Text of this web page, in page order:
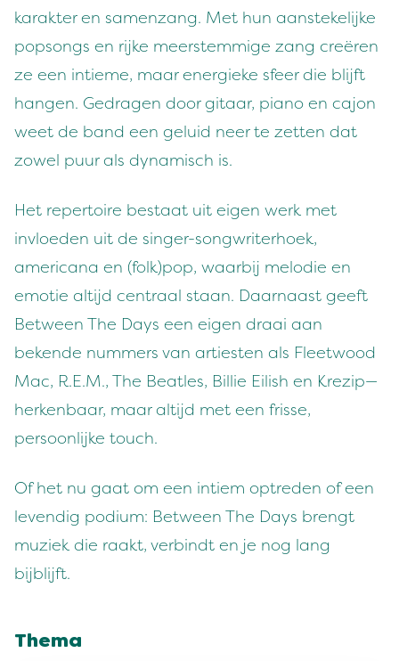
karakter en samenzang. Met hun aanstekelijke
popsongs en rijke meerstemmige zang creëren
ze een intieme, maar energieke sfeer die blijft
hangen. Gedragen door gitaar, piano en cajon
weet de band een geluid neer te zetten dat
zowel puur als dynamisch is.
Het repertoire bestaat uit eigen werk met
invloeden uit de singer-songwriterhoek,
americana en (folk)pop, waarbij melodie en
emotie altijd centraal staan. Daarnaast geeft
Between The Days een eigen draai aan
bekende nummers van artiesten als Fleetwood
Mac, R.E.M., The Beatles, Billie Eilish en Krezip—
herkenbaar, maar altijd met een frisse,
persoonlijke touch.
Of het nu gaat om een intiem optreden of een
levendig podium: Between The Days brengt
muziek die raakt, verbindt en je nog lang
bijblijft.
Thema